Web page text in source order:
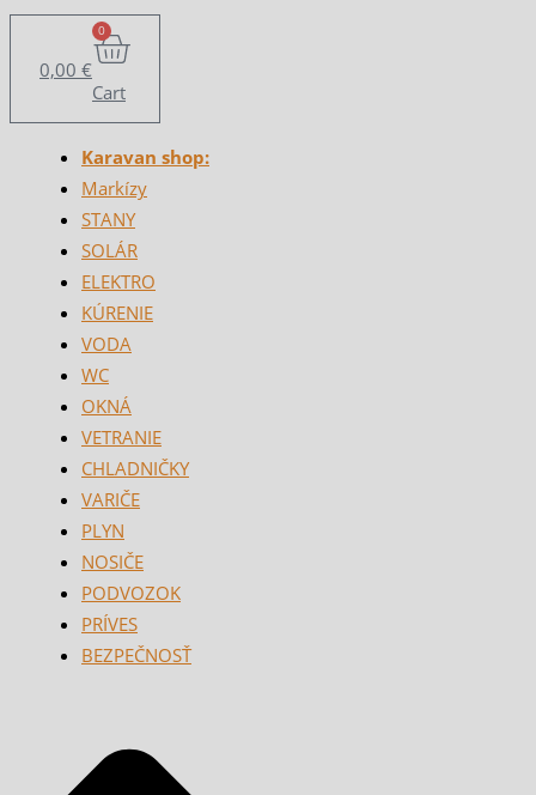
0,00 €
0
Cart
Karavan shop:
Markízy
STANY
SOLÁR
ELEKTRO
KÚRENIE
VODA
WC
OKNÁ
VETRANIE
CHLADNIČKY
VARIČE
PLYN
NOSIČE
PODVOZOK
PRÍVES
BEZPEČNOSŤ